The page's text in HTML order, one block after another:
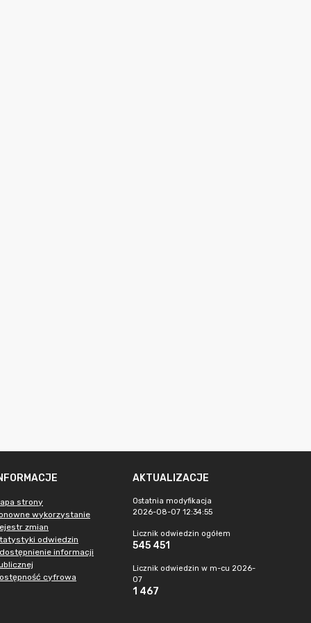
strony
wykorzystanie
zmian
odwiedzin
informacji
cyfrowa
AKTUALIZACJE
Ostatnia modyfikacja
2026-08-07 12:34:55
Licznik odwiedzin ogółem
545 451
Licznik odwiedzin w m-cu 2026-
07
1 467